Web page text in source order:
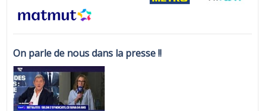
On parle de nous dans la presse !!